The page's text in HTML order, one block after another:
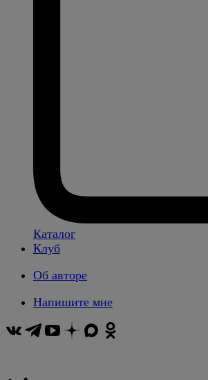
Каталог
Клуб
Об авторе
Напишите мне